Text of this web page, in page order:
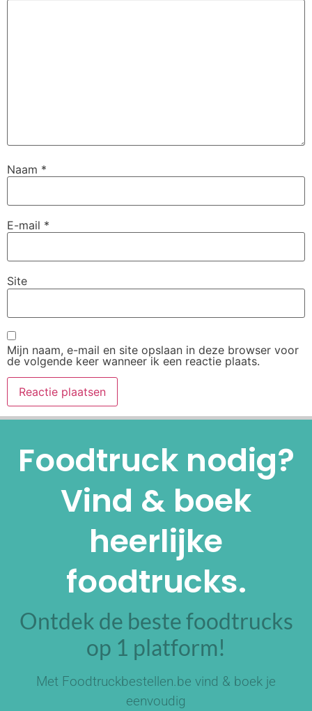
Naam *
E-mail *
Site
Mijn naam, e-mail en site opslaan in deze browser voor
de volgende keer wanneer ik een reactie plaats.
Foodtruck nodig?
Vind & boek
heerlijke
foodtrucks.
Ontdek de beste foodtrucks
op 1 platform!
Met Foodtruckbestellen.be vind & boek je
eenvoudig